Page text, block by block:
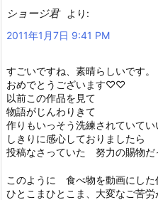
ショージ君
より:
2011年1月7日 9:41 PM
すごいですね、素晴らしいです。
おめでとうございます♡♡
以前この作品を見て
物語がじんわりきて
作りもいっそう洗練されていて
しきりに感心しておりましたら
投稿なさっていた 努力の賜物だ
このように 食べ物を動画にした
ひとこまひとこま、大変なご苦労